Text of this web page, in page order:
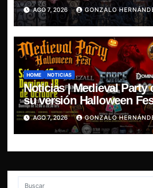
heavy/power metal
Tomás Paniri
AGO 7, 2026 GONZALO
HOME NOTICIAS
Noticias | Medieval Party
su versión Halloween
Aldea del Encuentro
AGO 7, 2026 GONZALO